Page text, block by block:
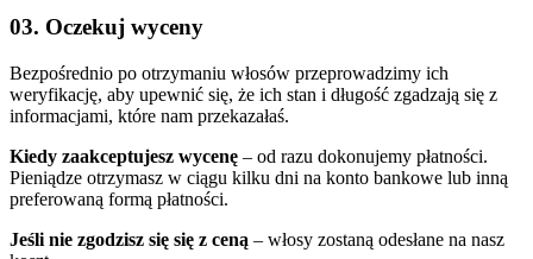
03. Oczekuj wyceny
Bezpośrednio po otrzymaniu włosów przeprowadzimy ich
weryfikację, aby upewnić się, że ich stan i długość zgadzają się z
informacjami, które nam przekazałaś.
Kiedy zaakceptujesz wycenę – od razu dokonujemy płatności.
Pieniądze otrzymasz w ciągu kilku dni na konto bankowe lub inną
preferowaną formą płatności.
Jeśli nie zgodzisz się się z ceną – włosy zostaną odesłane na nasz